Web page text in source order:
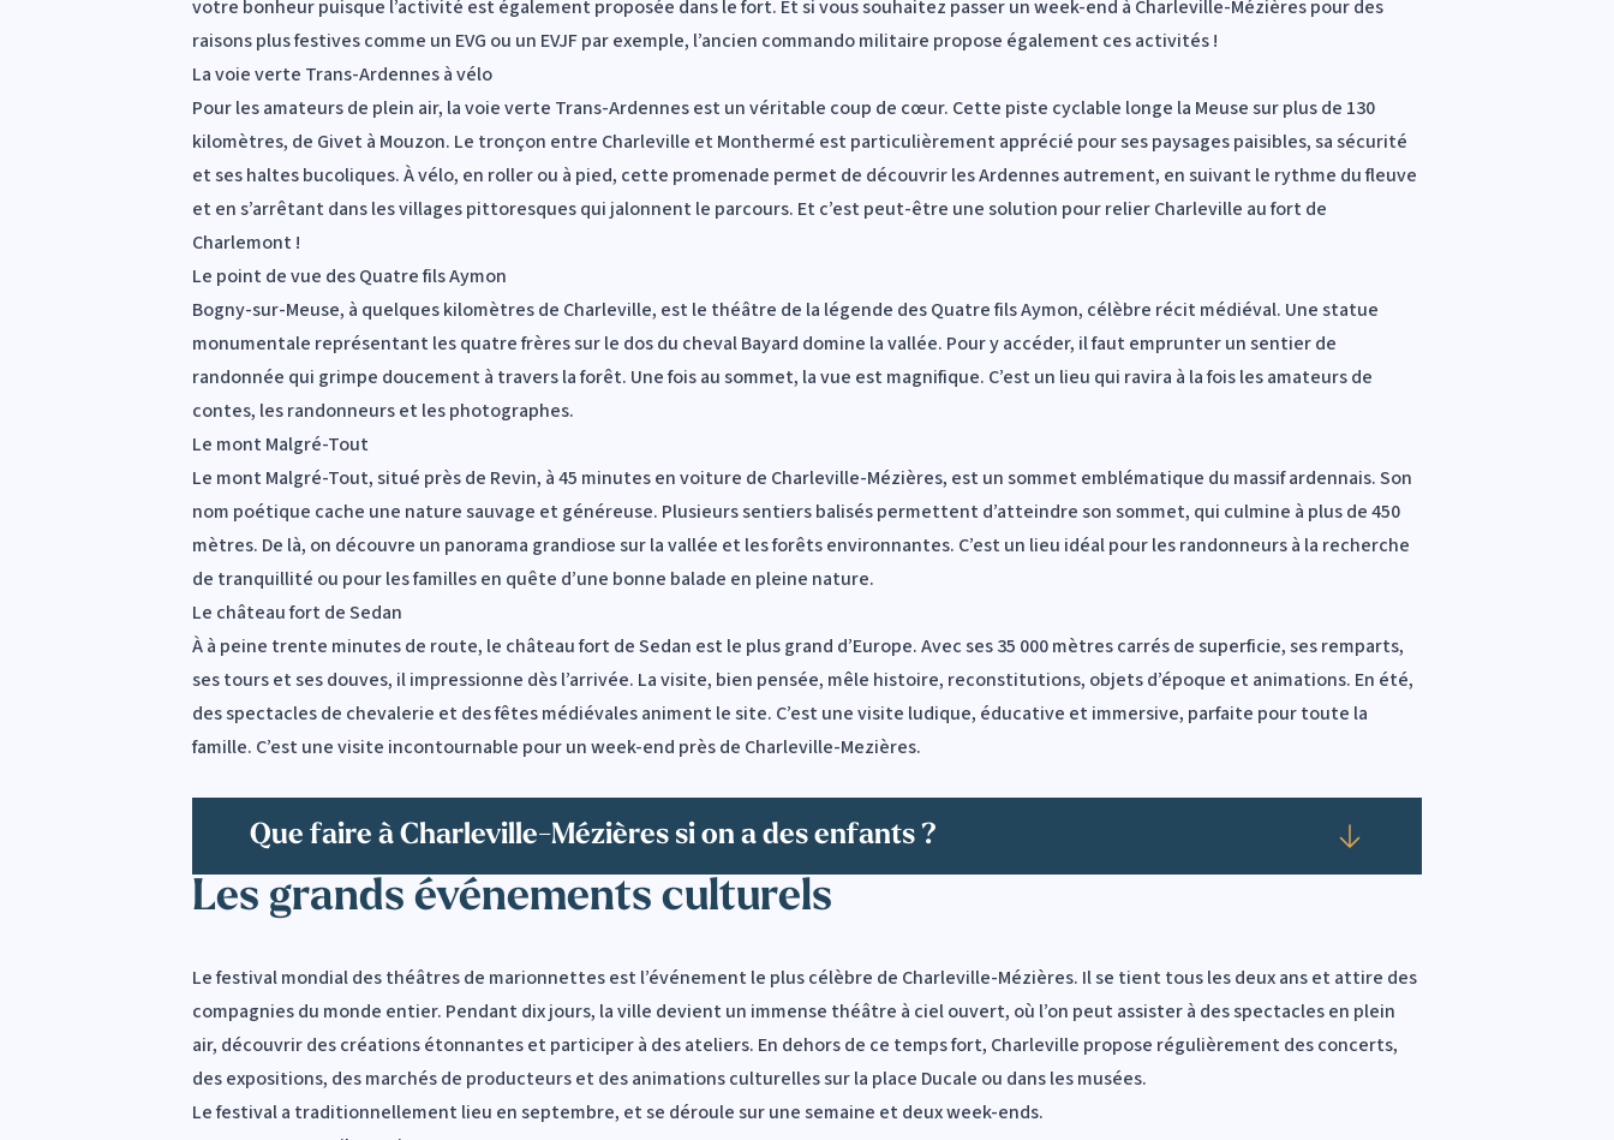
votre bonheur puisque l’activité est également proposée dans le fort. Et si vous souhaitez passer un week-end à Charleville-Mézières pour des
raisons plus festives comme un EVG ou un EVJFpar exemple, l’ancien commando militaire propose également ces activités !
La voie verte Trans-Ardennes à vélo
Pour les amateurs de plein air, la voie verte Trans-Ardennes est un véritable coup de cœur. Cette piste cyclable longe la Meuse sur plus de 130
kilomètres, de Givet à Mouzon. Le tronçon entre Charleville et Monthermé est particulièrement apprécié pour ses paysages paisibles, sa sécurité
et ses haltes bucoliques. À vélo, en roller ou à pied, cette promenade permet de découvrir les Ardennes autrement, en suivant le rythme du fleuve
et en s’arrêtant dans les villages pittoresques qui jalonnent le parcours. Et c’est peut-être une solution pour relier Charleville au fort de
Charlemont !
Le point de vue des Quatre fils Aymon
Bogny-sur-Meuse, à quelques kilomètres de Charleville, est le théâtre de la légende des Quatre fils Aymon, célèbre récit médiéval. Une statue
monumentale représentant les quatre frères sur le dos du cheval Bayard domine la vallée. Pour y accéder, il faut emprunter un sentier de
randonnée qui grimpe doucement à travers la forêt. Une fois au sommet, la vue est magnifique. C’est un lieu qui ravira à la fois les amateurs de
contes, les randonneurs et les photographes.
Le mont Malgré-Tout
Le mont Malgré-Tout, situé près de Revin, à 45 minutes en voiture de Charleville-Mézières, est un sommet emblématique du massif ardennais. Son
nom poétique cache une nature sauvage et généreuse. Plusieurs sentiers balisés permettent d’atteindre son sommet, qui culmine à plus de 450
mètres. De là, on découvre un panorama grandiose sur la vallée et les forêts environnantes. C’est un lieu idéal pour les randonneurs à la recherche
de tranquillité ou pour les familles en quête d’une bonne balade en pleine nature.
Le château fort de Sedan
À à peine trente minutes de route, le château fort de Sedan est le plus grand d’Europe. Avec ses 35 000 mètres carrés de superficie, ses remparts,
ses tours et ses douves, il impressionne dès l’arrivée. La visite, bien pensée, mêle histoire, reconstitutions, objets d’époque et animations. En été,
des spectacles de chevalerie et des fêtes médiévales animent le site. C’est une visite ludique, éducative et immersive, parfaite pour toute la
famille. C’est une visite incontournable pour un week-end près de Charleville-Mezières.
Que faire à Charleville-Mézières si on a des enfants ?
Les grands événements culturels
Le festival mondial des théâtres de marionnettes est l’événement le plus célèbre de Charleville-Mézières. Il se tient tous les deux ans et attire des
compagnies du monde entier. Pendant dix jours, la ville devient un immense théâtre à ciel ouvert, où l’on peut assister à des spectacles en plein
air, découvrir des créations étonnantes et participer à des ateliers. En dehors de ce temps fort, Charleville propose régulièrement des concerts,
des expositions, des marchés de producteurs et des animations culturelles sur la place Ducale ou dans les musées.
Le festival a traditionnellement lieu en septembre, et se déroule sur une semaine et deux week-ends.